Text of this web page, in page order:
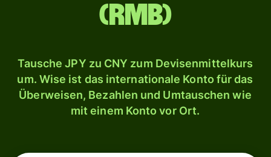
(RMB)
Tausche JPY zu CNY zum Devisenmittelkurs
um. Wise ist das internationale Konto für das
Überweisen, Bezahlen und Umtauschen wie
mit einem Konto vor Ort.